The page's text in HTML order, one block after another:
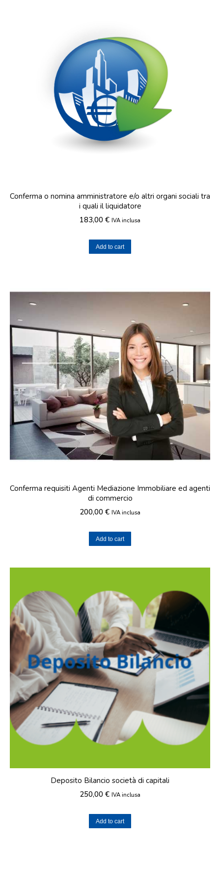
Conferma o nomina amministratore e/o altri organi sociali tra
i quali il liquidatore
183,00 € IVA inclusa
Add to cart
Conferma requisiti Agenti Mediazione Immobiliare ed agenti
di commercio
200,00 € IVA inclusa
Add to cart
Deposito Bilancio società di capitali
250,00 € IVA inclusa
Add to cart